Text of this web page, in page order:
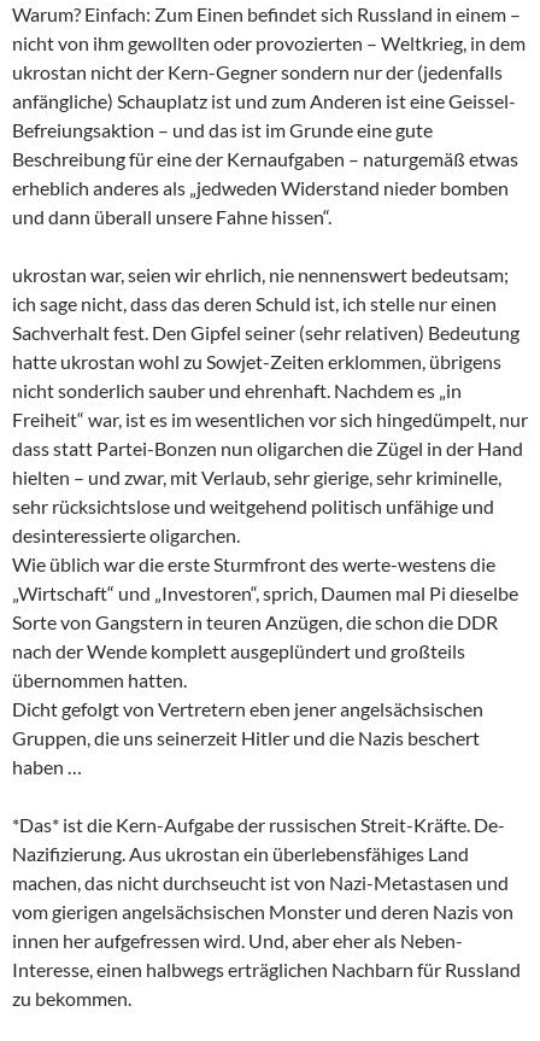
Warum? Einfach: Zum Einen befindet sich Russland in einem –
nicht von ihm gewollten oder provozierten – Weltkrieg, in dem
ukrostan nicht der Kern-Gegner sondern nur der (jedenfalls
anfängliche) Schauplatz ist und zum Anderen ist eine Geissel-
Befreiungsaktion – und das ist im Grunde eine gute
Beschreibung für eine der Kernaufgaben – naturgemäß etwas
erheblich anderes als „jedweden Widerstand nieder bomben
und dann überall unsere Fahne hissen“.
ukrostan war, seien wir ehrlich, nie nennenswert bedeutsam;
ich sage nicht, dass das deren Schuld ist, ich stelle nur einen
Sachverhalt fest. Den Gipfel seiner (sehr relativen) Bedeutung
hatte ukrostan wohl zu Sowjet-Zeiten erklommen, übrigens
nicht sonderlich sauber und ehrenhaft. Nachdem es „in
Freiheit“ war, ist es im wesentlichen vor sich hingedümpelt, nur
dass statt Partei-Bonzen nun oligarchen die Zügel in der Hand
hielten – und zwar, mit Verlaub, sehr gierige, sehr kriminelle,
sehr rücksichtslose und weitgehend politisch unfähige und
desinteressierte oligarchen.
Wie üblich war die erste Sturmfront des werte-westens die
„Wirtschaft“ und „Investoren“, sprich, Daumen mal Pi dieselbe
Sorte von Gangstern in teuren Anzügen, die schon die DDR
nach der Wende komplett ausgeplündert und großteils
übernommen hatten.
Dicht gefolgt von Vertretern eben jener angelsächsischen
Gruppen, die uns seinerzeit Hitler und die Nazis beschert
haben …
*Das* ist die Kern-Aufgabe der russischen Streit-Kräfte. De-
Nazifizierung. Aus ukrostan ein überlebensfähiges Land
machen, das nicht durchseucht ist von Nazi-Metastasen und
vom gierigen angelsächsischen Monster und deren Nazis von
innen her aufgefressen wird. Und, aber eher als Neben-
Interesse, einen halbwegs erträglichen Nachbarn für Russland
zu bekommen.